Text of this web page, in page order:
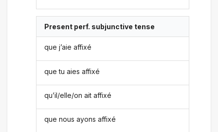
Present perf. subjunctive tense
que j’aie affixé
que tu aies affixé
qu’il/elle/on ait affixé
que nous ayons affixé